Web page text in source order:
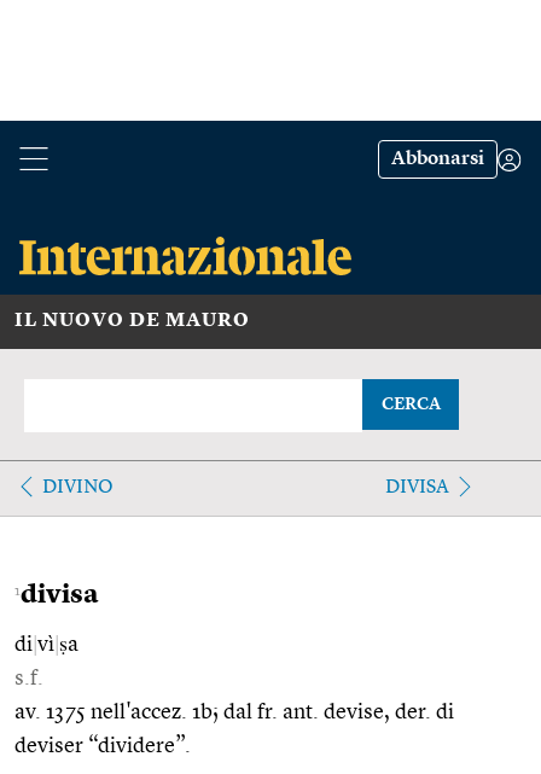
Abbonarsi
IL NUOVO DE MAURO
CERCA
DIVINO DIVISA
1divisa
di vì ṣa
s.f.
av. 1375 nell'accez. 1b; dal fr. ant. devise, der. di
deviser “dividere”.